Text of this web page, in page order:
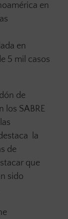
en
en
5 mil casos
de
los SABRE
la
de
que
sido